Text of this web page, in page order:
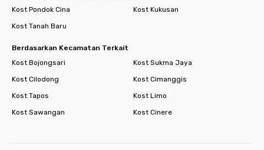
Kost Pondok Cina
Kost Kukusan
Kost Tanah Baru
Berdasarkan Kecamatan Terkait
Kost Bojongsari
Kost Sukma Jaya
Kost Cilodong
Kost Cimanggis
Kost Tapos
Kost Limo
Kost Sawangan
Kost Cinere